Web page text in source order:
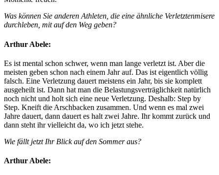
Was können Sie anderen Athleten, die eine ähnliche Verletztenmisere
durchleben, mit auf den Weg geben?
Arthur Abele:
Es ist mental schon schwer, wenn man lange verletzt ist. Aber die
meisten geben schon nach einem Jahr auf. Das ist eigentlich völlig
falsch. Eine Verletzung dauert meistens ein Jahr, bis sie komplett
ausgeheilt ist. Dann hat man die Belastungsverträglichkeit natürlich
noch nicht und holt sich eine neue Verletzung. Deshalb: Step by
Step. Kneift die Arschbacken zusammen. Und wenn es mal zwei
Jahre dauert, dann dauert es halt zwei Jahre. Ihr kommt zurück und
dann steht ihr vielleicht da, wo ich jetzt stehe.
Wie fällt jetzt Ihr Blick auf den Sommer aus?
Arthur Abele: